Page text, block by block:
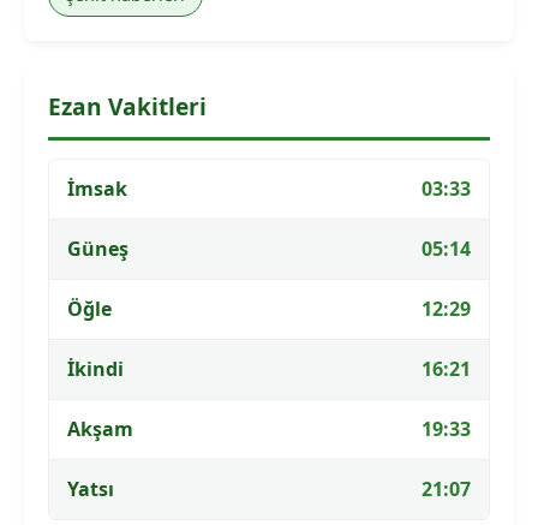
Ezan Vakitleri
İmsak 03:33
Güneş 05:14
Öğle 12:29
İkindi 16:21
Akşam 19:33
Yatsı 21:07